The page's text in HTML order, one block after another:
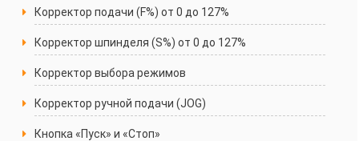
Корректор подачи (F%) от 0 до 127%
Корректор шпинделя (S%) от 0 до 127%
Корректор выбора режимов
Корректор ручной подачи (JOG)
Кнопка «Пуск» и «Стоп»